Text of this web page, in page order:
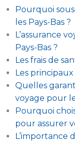
Pourquoi
les Pays-Bas ?
L’assurance
Pays-Bas ?
Les frais de
Les
Quelles
voyage pour
Pourquoi
pour assurer
L’importance